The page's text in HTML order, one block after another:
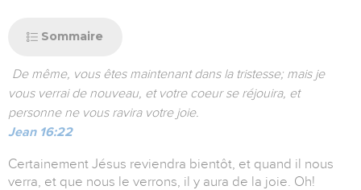
Sommaire
De même, vous êtes maintenant dans la tristesse; mais je
vous verrai de nouveau, et votre coeur se réjouira, et
personne ne vous ravira votre joie.
Jean 16:22
Certainement Jésus reviendra bientôt, et quand il nous
verra, et que nous le verrons, il y aura de la joie. Oh!